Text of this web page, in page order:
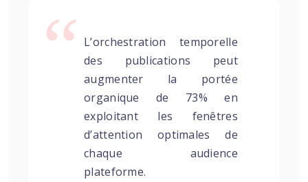
L’orchestration temporelle
des publications peut
augmenter la portée
organique de 73% en
exploitant les fenêtres
d’attention optimales de
chaque audience
plateforme.